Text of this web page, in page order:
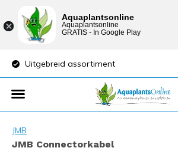
Uitgebreid assortiment
JMB
JMB Connectorkabel
Aquaplantsonline
Aquaplantsonline
GRATIS - In Google Play